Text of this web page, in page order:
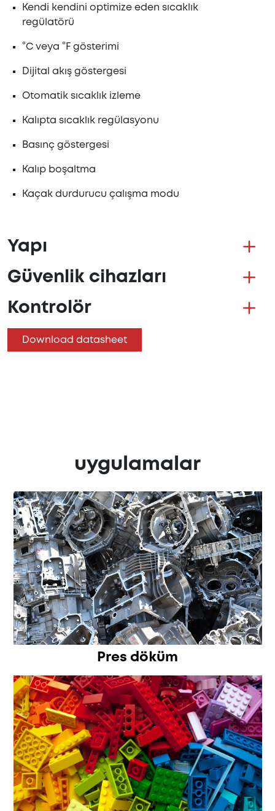
Kendi kendini optimize eden sıcaklık
regülatörü
°C veya °F gösterimi
Dijital akış göstergesi
Otomatik sıcaklık izleme
Kalıpta sıcaklık regülasyonu
Basınç göstergesi
Kalıp boşaltma
Kaçak durdurucu çalışma modu
Yapı
Güvenlik cihazları
Kontrolör
Download datasheet
uygulamalar
Pres döküm